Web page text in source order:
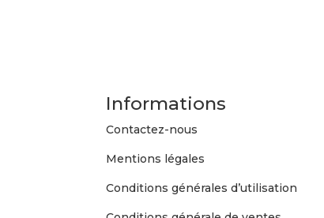
Informations
Contactez-nous
Mentions légales
Conditions générales d’utilisation